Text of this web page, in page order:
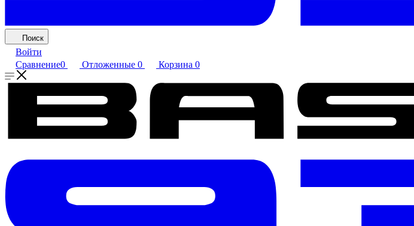
Поиск
Войти
Сравнение0 Отложенные 0 Корзина 0